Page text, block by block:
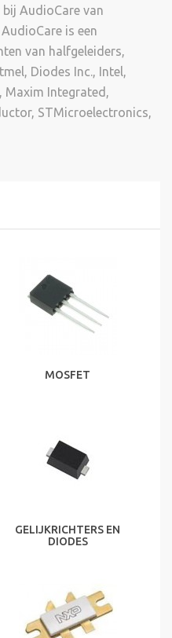
AudioCare van
is een
van halfgeleiders,
Diodes Inc., Intel,
Maxim Integrated,
STMicroelectronics,
MOSFET
GELIJKRICHTERS EN
DIODES